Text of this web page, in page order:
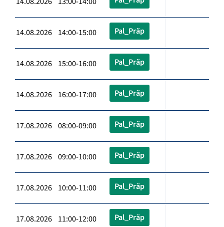
14.08.2026 14:00-15:00 Pal_Präp
14.08.2026 15:00-16:00 Pal_Präp
14.08.2026 16:00-17:00 Pal_Präp
17.08.2026 08:00-09:00 Pal_Präp
17.08.2026 09:00-10:00 Pal_Präp
17.08.2026 10:00-11:00 Pal_Präp
17.08.2026 11:00-12:00 Pal_Präp